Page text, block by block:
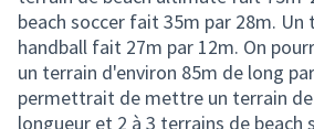
beach soccer fait 35m par 28m. Un
handball fait 27m par 12m. On
un terrain d'environ 85m de long
permettrait de mettre un terrain
longueur et 2 à 3 terrains de beach